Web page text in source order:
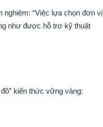
nghiệm: “Việc lựa chọn đơn vị
như được hỗ trợ kỹ thuật
kiến thức vững vàng: